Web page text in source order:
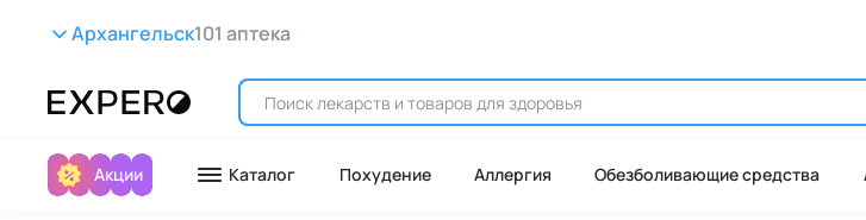
Архангельск101 аптека
Акции Каталог Похудение Аллергия Обезболивающие средства